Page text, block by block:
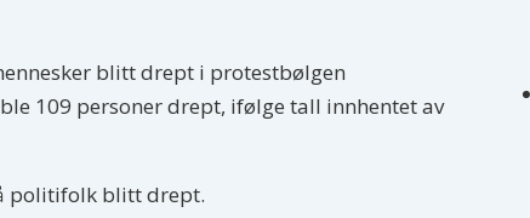
blitt drept i protestbølgen
109 personer drept, ifølge tall innhentet av
politifolk blitt drept.